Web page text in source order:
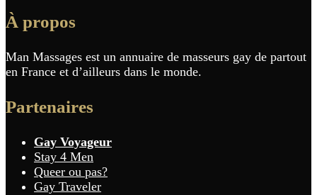
À propos
Man Massages est un annuaire de masseurs gay de partout
en France et d’ailleurs dans le monde.
Partenaires
Gay Voyageur
Stay 4 Men
Queer ou pas?
Gay Traveler